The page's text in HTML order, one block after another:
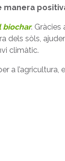
manera
biochar. Gràcies
dels sòls,
climàtic.
a l’agricultura,